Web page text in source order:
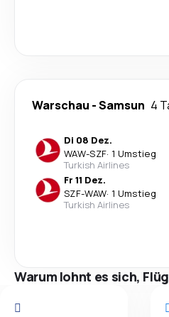
Warschau -Samsun 4
Di 08 Dez.
WAW-SZF· 1 Umstieg
Turkish Airlines
Fr 11 Dez.
SZF-WAW· 1 Umstieg
Turkish Airlines
Warum lohnt es sich,